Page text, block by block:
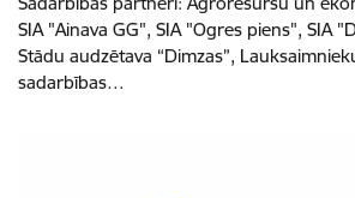
SIA "Ainava GG", SIA "Ogres piens", SIA
Stādu audzētava “Dimzas”,
sadarbības…